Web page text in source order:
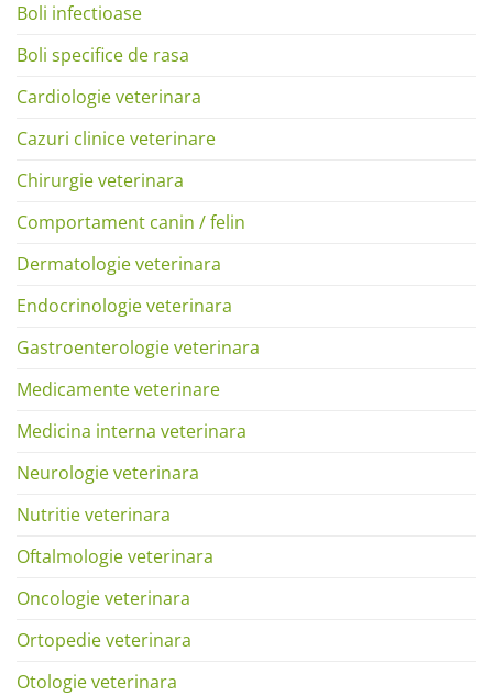
Boli infectioase
Boli specifice de rasa
Cardiologie veterinara
Cazuri clinice veterinare
Chirurgie veterinara
Comportament canin / felin
Dermatologie veterinara
Endocrinologie veterinara
Gastroenterologie veterinara
Medicamente veterinare
Medicina interna veterinara
Neurologie veterinara
Nutritie veterinara
Oftalmologie veterinara
Oncologie veterinara
Ortopedie veterinara
Otologie veterinara